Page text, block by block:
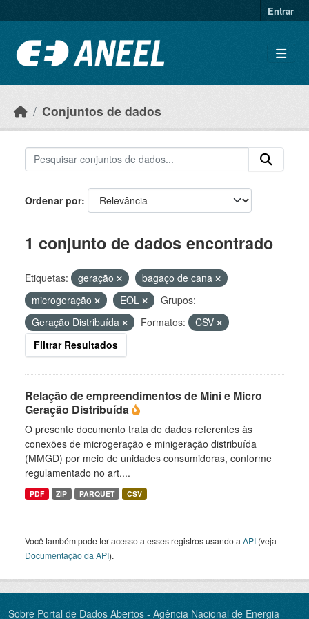
Entrar
Conjuntos de dados
Ordenar por
1 conjunto de dados encontrado
Etiquetas: geração
bagaço de cana
microgeração
EOL
Grupos:
Geração Distribuída
Formatos:
CSV
Filtrar Resultados
Relação de empreendimentos de Mini e Micro
Geração Distribuída
O presente documento trata de dados referentes às
conexões de microgeração e minigeração distribuída
(MMGD) por meio de unidades consumidoras, conforme
regulamentado no art....
PDF ZIP PARQUET CSV
Você também pode ter acesso a esses registros usando a API (veja
Documentação da API).
Sobre Portal de Dados Abertos - Agência Nacional de Energia